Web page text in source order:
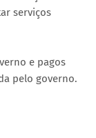
serviços
e pagos
pelo governo.